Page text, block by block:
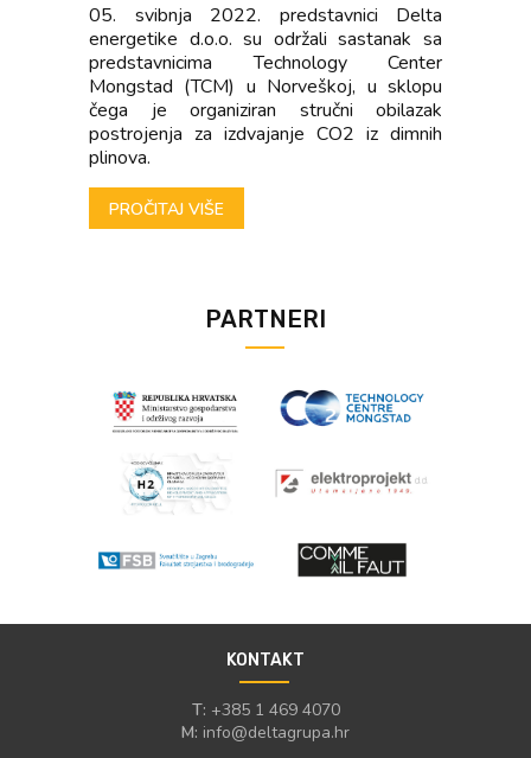
05. svibnja 2022. predstavnici Delta
energetike d.o.o. su održali sastanak sa
predstavnicima Technology Center
Mongstad (TCM) u Norveškoj, u sklopu
čega je organiziran stručni obilazak
postrojenja za izdvajanje CO2 iz dimnih
plinova.
PROČITAJ VIŠE
PARTNERI
KONTAKT
T: +385 1 469 4070
M: info@deltagrupa.hr